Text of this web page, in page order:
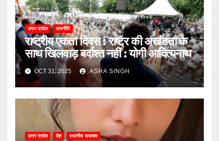
उत्तर प्रदेश राजनीति
राष्ट्रीय एकता दिवस : राष्ट्र की अखंडता के
साथ खिलवाड़ बर्दाश्त नहीं : योगी आदित्यनाथ
OCT 31, 2025 ASHA SINGH
उत्तर प्रदेश देश स्थानीय समाचार